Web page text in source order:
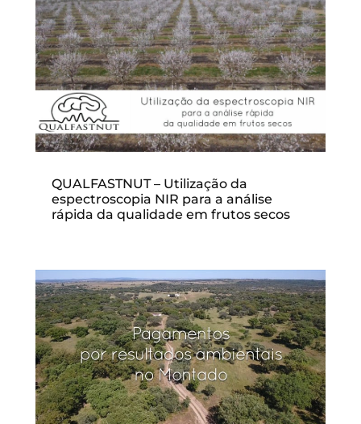
QUALFASTNUT – Utilização da
espectroscopia NIR para a análise
rápida da qualidade em frutos secos